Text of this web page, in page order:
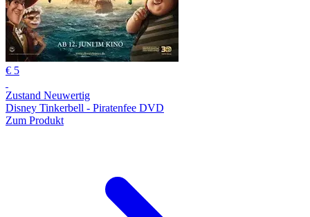
€ 5
Zustand Neuwertig
Disney Tinkerbell - Piratenfee DVD
Zum Produkt